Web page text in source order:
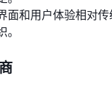
面和用户体验相对